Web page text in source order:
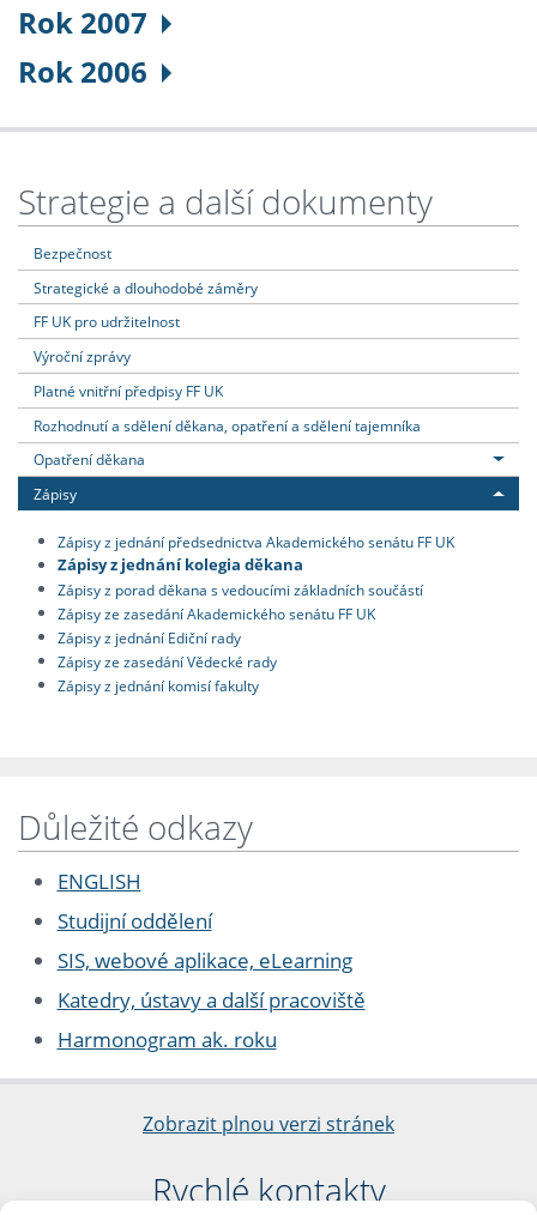
Rok 2007
Rok 2006
Strategie a další dokumenty
Bezpečnost
Strategické a dlouhodobé záměry
FF UK pro udržitelnost
Výroční zprávy
Platné vnitřní předpisy FF UK
Rozhodnutí a sdělení děkana, opatření a sdělení tajemníka
Opatření děkana
Zápisy
Zápisy z jednání předsednictva Akademického senátu FF UK
Zápisy z jednání kolegia děkana
Zápisy z porad děkana s vedoucími základních součástí
Zápisy ze zasedání Akademického senátu FF UK
Zápisy z jednání Ediční rady
Zápisy ze zasedání Vědecké rady
Zápisy z jednání komisí fakulty
Důležité odkazy
ENGLISH
Studijní oddělení
SIS, webové aplikace, eLearning
Katedry, ústavy a další pracoviště
Harmonogram ak. roku
Zobrazit plnou verzi stránek
Rychlé kontakty